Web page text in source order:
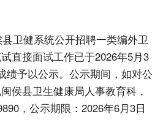
卫健系统公开招聘一类编外卫
直接面试工作已于2026年5月3
绩予以公示。公示期间，如对公
侯县卫生健康局人事教育科，
，公示期限：2026年6月3日